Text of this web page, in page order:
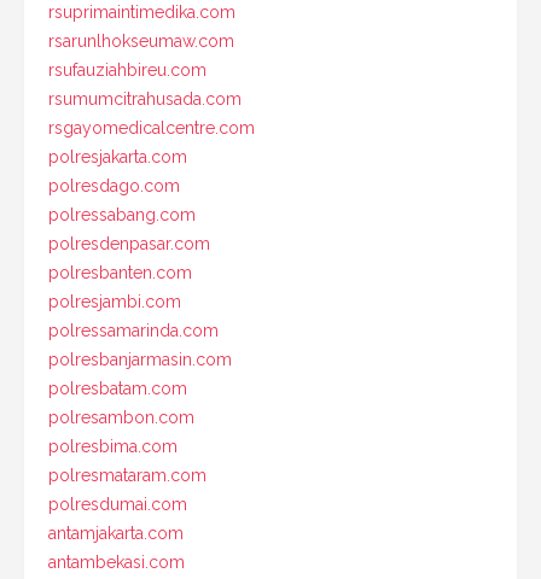
rsuprimaintimedika.com
rsarunlhokseumaw.com
rsufauziahbireu.com
rsumumcitrahusada.com
rsgayomedicalcentre.com
polresjakarta.com
polresdago.com
polressabang.com
polresdenpasar.com
polresbanten.com
polresjambi.com
polressamarinda.com
polresbanjarmasin.com
polresbatam.com
polresambon.com
polresbima.com
polresmataram.com
polresdumai.com
antamjakarta.com
antambekasi.com